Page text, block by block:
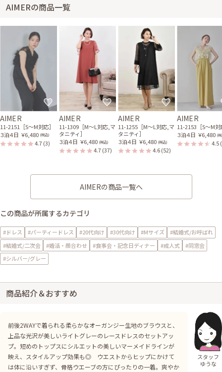
AIMERの商品一覧
AIMER
11-2151［S〜M対応］
３泊４日 ￥6,480 (税込)
4.7(3)
AIMER
11-1309［M〜L対応,マ
タニティ］
３泊４日 ￥6,480 (税込)
4.7(37)
AIMER
11-1255［M〜L対応,マ
タニティ］
３泊４日 ￥6,480 (税込)
4.6(52)
AIMER
11-2153［S〜M
３泊４日 ￥6,480 (
4.5
AIMERの商品一覧へ
この商品が所属するカテゴリ
#ドレス #パーティードレス #20代向け #30代向け #Mサイズ
#結婚式/お呼ばれ
#結婚式/二次会
#婚活・顔合わせ #食事会・記念日ディナー #成人式
#同窓会
#シルバー/グレー
商品紹介＆おすすめ
前後2WAYで着られる柔らかなオーガンジー生地のブラウスと、
上品な光沢が美しいライトグレーのレースドレスのセットアッ
プ。短めのトップスにシルエットの美しいマーメイドラインが
映え、スタイルアップ効果も◎ ウエストからヒップにかけて
は体に沿いすぎず、骨格ウエーブの方にぴったりの一着。爽やか
スタッフ
ゆうな